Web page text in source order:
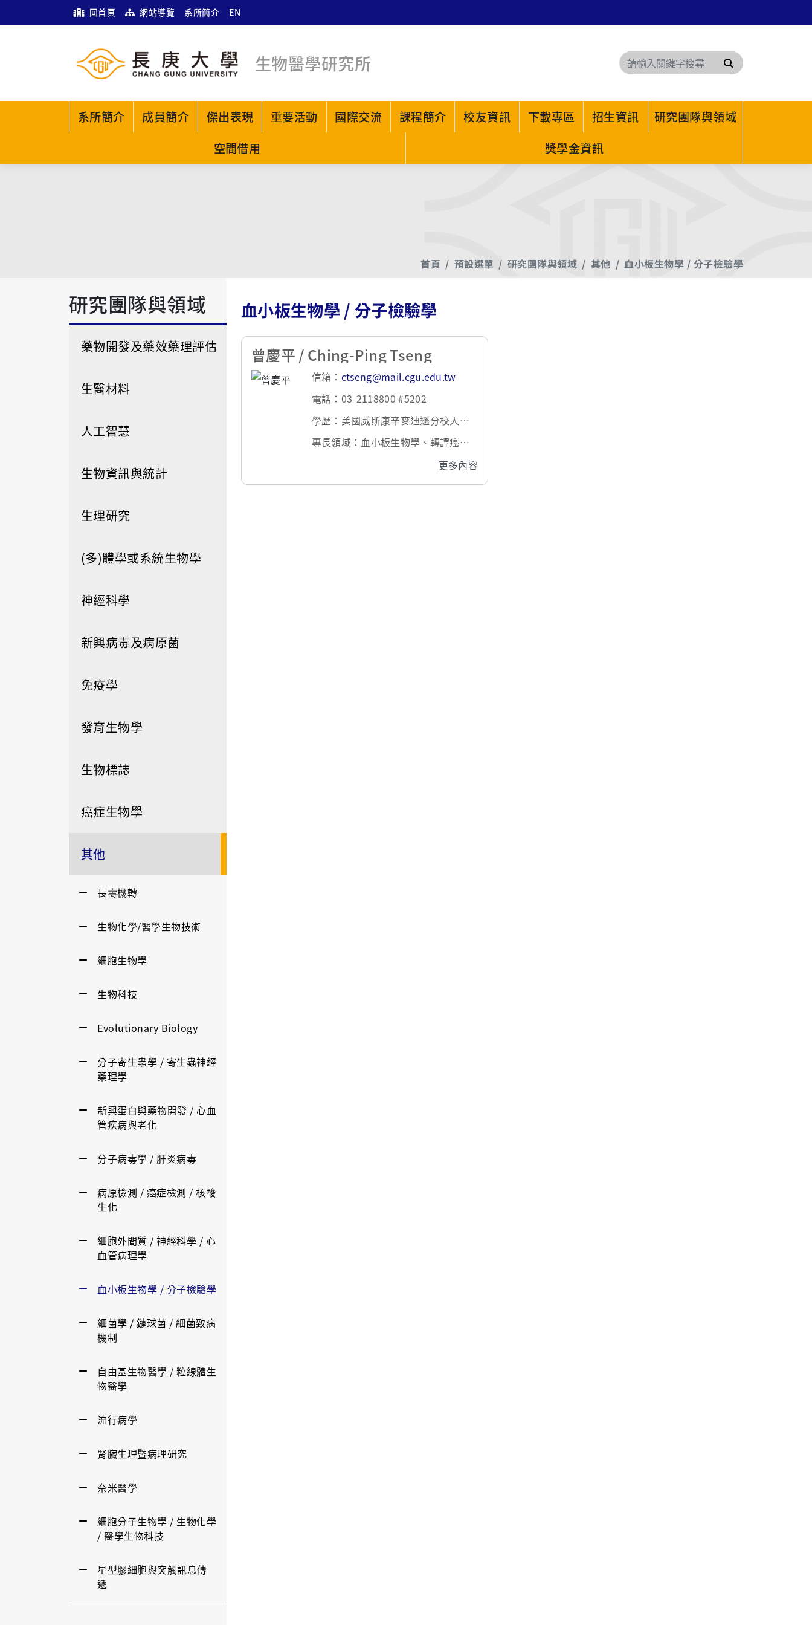
回首頁 網站導覽 系所簡介 EN
生物醫學研究所 搜尋
系所簡介 成員簡介 傑出表現 重要活動 國際交流 課程簡介 校友資訊 下載專區 招生資訊
研究團隊與領域
空間借用
獎學金資訊
首頁 預設選單 研究團隊與領域 其他 血小板生物學 / 分子檢驗學
研究團隊與領域
藥物開發及藥效藥理評估
生醫材料
人工智慧
生物資訊與統計
生理研究
(多)體學或系統生物學
神經科學
新興病毒及病原菌
免疫學
發育生物學
生物標誌
癌症生物學
其他
長壽機轉
生物化學/醫學生物技術
細胞生物學
生物科技
Evolutionary Biology
分子寄生蟲學 / 寄生蟲神經
藥理學
新興蛋白與藥物開發 / 心血
管疾病與老化
分子病毒學 / 肝炎病毒
病原檢測 / 癌症檢測 / 核酸
生化
細胞外間質 / 神經科學 / 心
血管病理學
血小板生物學 / 分子檢驗學
細菌學 / 鏈球菌 / 細菌致病
機制
自由基生物醫學 / 粒線體生
物醫學
流行病學
腎臟生理暨病理研究
奈米醫學
細胞分子生物學 / 生物化學
/ 醫學生物科技
星型膠細胞與突觸訊息傳
遞
血小板生物學 / 分子檢驗學
曾慶平 / Ching-Ping Tseng
信箱： ctseng@mail.cgu.edu.tw
電話：03-2118800 #5202
學歷：美國威斯康辛麥迪遜分校人類
腫瘤生物學博士
專長領域：血小板生物學、轉譯癌症
醫學、分子檢驗技術學、血液學更多內容